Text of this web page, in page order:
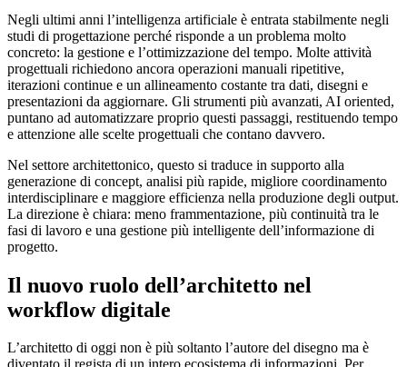
Negli ultimi anni l’intelligenza artificiale è entrata stabilmente negli
studi di progettazione perché risponde a un problema molto
concreto: la gestione e l’ottimizzazione del tempo. Molte attività
progettuali richiedono ancora operazioni manuali ripetitive,
iterazioni continue e un allineamento costante tra dati, disegni e
presentazioni da aggiornare. Gli strumenti più avanzati, AI oriented,
puntano ad automatizzare proprio questi passaggi, restituendo tempo
e attenzione alle scelte progettuali che contano davvero.
Nel settore architettonico, questo si traduce in supporto alla
generazione di concept, analisi più rapide, migliore coordinamento
interdisciplinare e maggiore efficienza nella produzione degli output.
La direzione è chiara: meno frammentazione, più continuità tra le
fasi di lavoro e una gestione più intelligente dell’informazione di
progetto.
Il nuovo ruolo dell’architetto nel
workflow digitale
L’architetto di oggi non è più soltanto l’autore del disegno ma è